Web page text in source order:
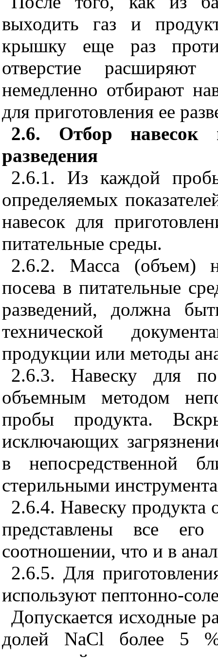
выходить газ и
крышку еще раз
отверстие
немедленно отбирают
для приготовления ее
2.6. Отбор навесок
разведения
2.6.1. Из каждой
определяемых
навесок для
питательные среды.
2.6.2. Масса (объем)
посева в питательные
разведений, должна
технической
продукции или методы
2.6.3. Навеску для
объемным методом
пробы продукта.
исключающих
в непосредственной
стерильными
2.6.4. Навеску
представлены все
соотношении, что и в
2.6.5. Для
используют пептонно-
Допускается исходные
долей NaCl более 5 %